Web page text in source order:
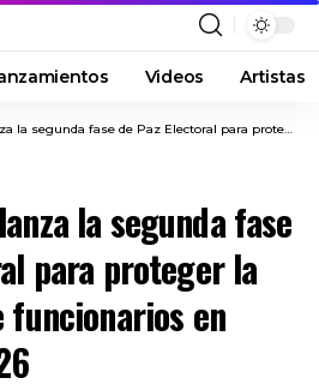
Videos Artistas
de Paz Electoral para proteger la neutralidad de funcionarios en elecciones 2026
la segunda fase
para proteger la
en